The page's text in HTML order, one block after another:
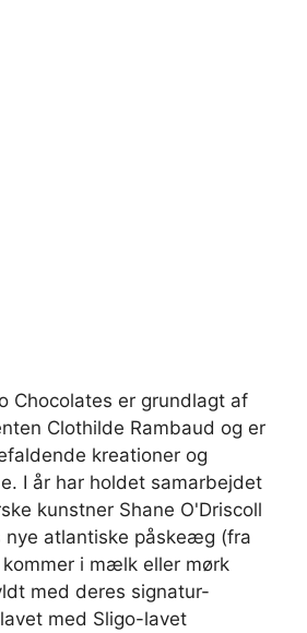
Chocolates er grundlagt af
Clothilde Rambaud og er
kreationer og
I år har holdet samarbejdet
kunstner Shane O'Driscoll
nye atlantiske påskeæg (fra
i mælk eller mørk
med deres signatur-
med Sligo-lavet